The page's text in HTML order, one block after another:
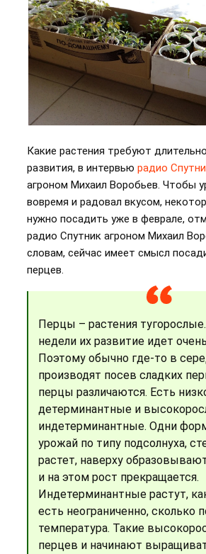
Какие растения требуют
развития, в интервью радио
агроном Михаил Воробьев. Чтобы
вовремя и радовал вкусом,
нужно посадить уже в феврале,
радио Спутник агроном Михаил
словам, сейчас имеет смысл
перцев.
Перцы – растения
недели их развитие идет
Поэтому обычно где-то в
производят посев сладких
перцы различаются. Есть
детерминантные и
индетерминантные. Одни
урожай по типу подсолнуха,
растет, наверху
и на этом рост прекращается.
Индетерминантные растут,
есть неограниченно, сколько
температура. Такие
перцев и начинают